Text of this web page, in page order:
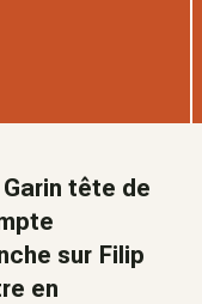
tête de
sur Filip
en